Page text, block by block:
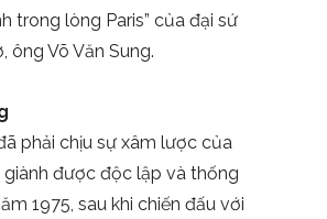
trong lòng Paris” của đại sứ
ông Võ Văn Sung.
phải chịu sự xâm lược của
giành được độc lập và thống
1975, sau khi chiến đấu với